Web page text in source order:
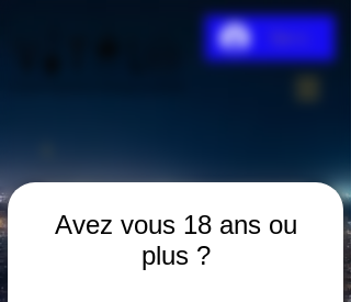
Avez vous 18 ans ou
plus ?